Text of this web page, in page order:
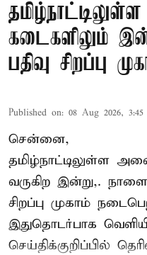
கடைகளிலும்
பதிவு சிறப்பு
Published on: 08 Aug 2026, 3:45
சென்னை,
தமிழ்நாட்டிலுள்ள
வருகிற இன்று,.
சிறப்பு முகாம்
இதுதொடர்பாக
செய்திக்குறிப்பில்